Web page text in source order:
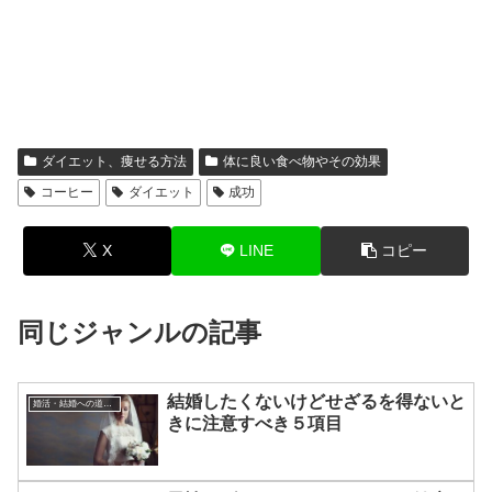
ダイエット、痩せる方法
体に良い食べ物やその効果
コーヒー
ダイエット 成功
X LINE コピー
同じジャンルの記事
婚活・結婚への道のり
結婚したくないけどせざるを得ないと
きに注意すべき５項目